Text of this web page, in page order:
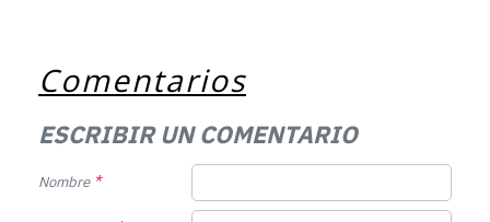
Comentarios
ESCRIBIR UN COMENTARIO
Nombre